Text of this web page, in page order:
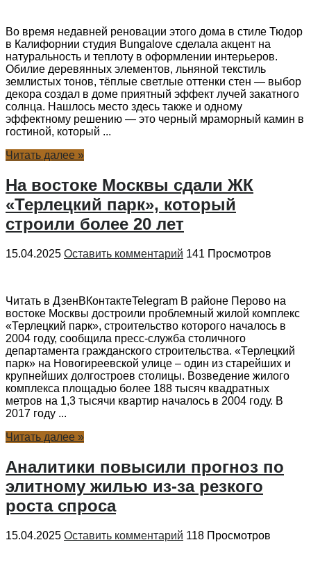
Во время недавней реновации этого дома в стиле Тюдор
в Калифорнии студия Bungalove сделала акцент на
натуральность и теплоту в оформлении интерьеров.
Обилие деревянных элементов, льняной текстиль
землистых тонов, тёплые светлые оттенки стен — выбор
декора создал в доме приятный эффект лучей закатного
солнца. Нашлось место здесь также и одному
эффектному решению — это черный мраморный камин в
гостиной, который ...
Читать далее »
На востоке Москвы сдали ЖК
«Терлецкий парк», который
строили более 20 лет
15.04.2025 Оставить комментарий 141 Просмотров
Читать в ДзенВКонтактеTelegram В районе Перово на
востоке Москвы достроили проблемный жилой комплекс
«Терлецкий парк», строительство которого началось в
2004 году, сообщила пресс-служба столичного
департамента гражданского строительства. «Терлецкий
парк» на Новогиреевской улице – один из старейших и
крупнейших долгостроев столицы. Возведение жилого
комплекса площадью более 188 тысяч квадратных
метров на 1,3 тысячи квартир началось в 2004 году. В
2017 году ...
Читать далее »
Аналитики повысили прогноз по
элитному жилью из-за резкого
роста спроса
15.04.2025 Оставить комментарий 118 Просмотров